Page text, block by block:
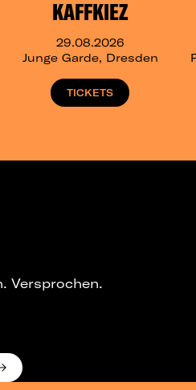
KAFFKIEZ
29.08.2026
Junge Garde, Dresden
TICKETS
Versprochen.